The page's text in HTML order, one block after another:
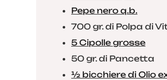
Pepe nero q.b.
700 gr. di Polpa di
5 Cipolle grosse
50 gr. di Pancetta
½ bicchiere di Olio